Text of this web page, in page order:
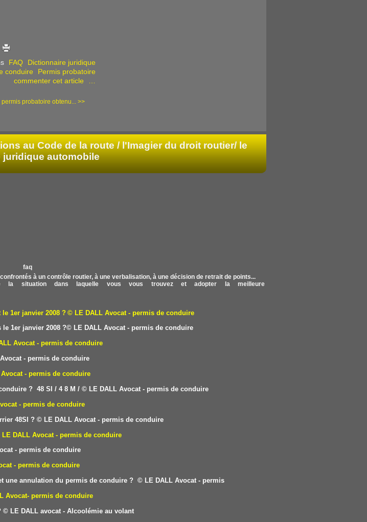
FAQ
Dictionnaire juridique
conduire
Permis probatoire
commenter cet article
…
permis probatoire obtenu... >>
au Code de la route / l'Imagier du droit routier/ le
automobile
à un contrôle routier, à une verbalisation, à une décision de retrait de points...
la situation dans laquelle vous vous trouvez et adopter la meilleure
1er janvier 2008 ? © LE DALL Avocat - permis de conduire
1er janvier 2008 ?© LE DALL Avocat - permis de conduire
Avocat - permis de conduire
- permis de conduire
- permis de conduire
? 48 SI / 4 8 M / © LE DALL Avocat - permis de conduire
- permis de conduire
48SI ? © LE DALL Avocat - permis de conduire
DALL Avocat - permis de conduire
- permis de conduire
- permis de conduire
une annulation du permis de conduire ? © LE DALL Avocat - permis
Avocat- permis de conduire
© LE DALL avocat - Alcoolémie au volant